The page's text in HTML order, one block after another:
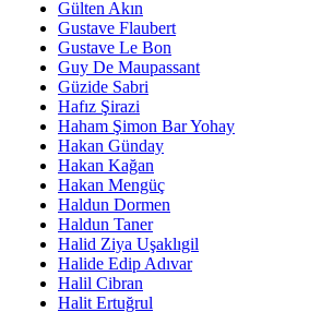
Gülten Akın
Gustave Flaubert
Gustave Le Bon
Guy De Maupassant
Güzide Sabri
Hafız Şirazi
Haham Şimon Bar Yohay
Hakan Günday
Hakan Kağan
Hakan Mengüç
Haldun Dormen
Haldun Taner
Halid Ziya Uşaklıgil
Halide Edip Adıvar
Halil Cibran
Halit Ertuğrul